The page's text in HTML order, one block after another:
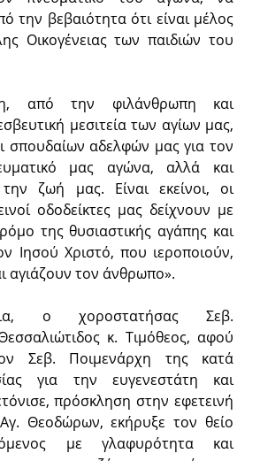
την βεβαιότητα ότι είναι μέλος
Οικογένειας των παιδιών του
από την φιλάνθρωπη και
μεσιτεία των αγίων μας,
σπουδαίων αδελφών μας για τον
μας αγώνα, αλλά και
ζωή μας. Είναι εκείνοι, οι
οδοδείκτες μας δείχνουν με
της θυσιαστικής αγάπης και
Ιησού Χριστό, που ιεροποιούν,
αγιάζουν τον άνθρωπο».
ο χοροστατήσας Σεβ.
κ. Τιμόθεος, αφού
Σεβ. Ποιμενάρχη της κατά
για την ευγενεστάτη και
πρόσκληση στην εφετεινή
Θεοδώρων, εκήρυξε τον θείο
με γλαφυρότητα και